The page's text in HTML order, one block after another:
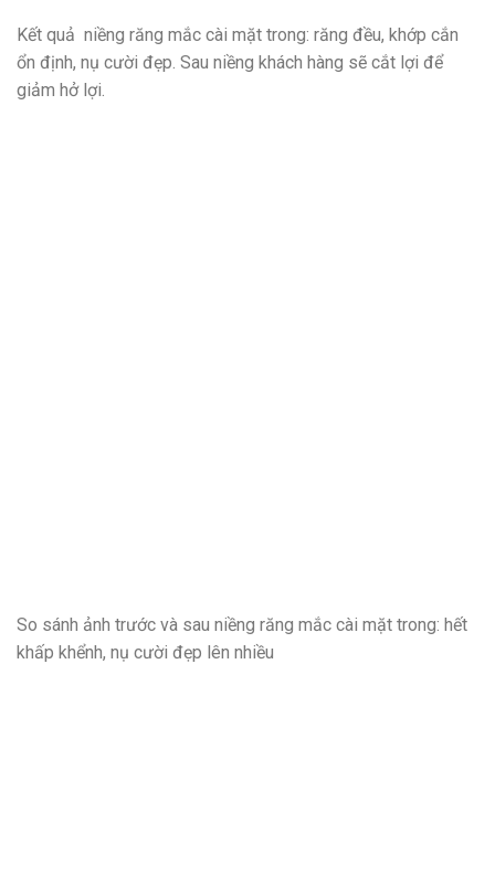
Kết quả niềng răng mắc cài mặt trong: răng đều, khớp cắn
ổn định, nụ cười đẹp. Sau niềng khách hàng sẽ cắt lợi để
giảm hở lợi.
So sánh ảnh trước và sau niềng răng mắc cài mặt trong: hết
khấp khểnh, nụ cười đẹp lên nhiều